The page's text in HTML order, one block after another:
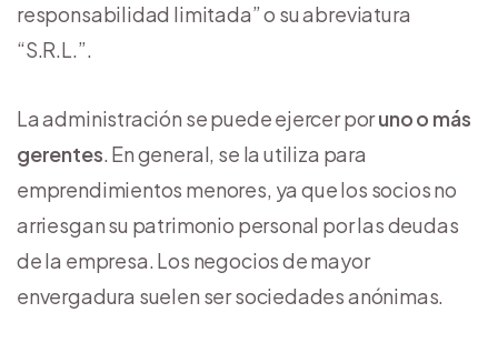
responsabilidad limitada” o su abreviatura
“S.R.L.”.
La administración se puede ejercer poruno o más
gerentes. En general, se la utiliza para
emprendimientos menores, ya que los socios no
arriesgan su patrimonio personal por las deudas
de la empresa. Los negocios de mayor
envergadura suelen ser sociedades anónimas.